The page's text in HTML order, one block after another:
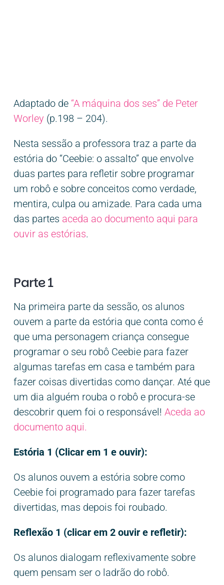
Adaptado de “A máquina dos ses” de Peter
Worley (p.198 – 204).
Nesta sessão a professora traz a parte da
estória do “Ceebie: o assalto” que envolve
duas partes para refletir sobre programar
um robô e sobre conceitos como verdade,
mentira, culpa ou amizade. Para cada uma
das partes aceda ao documento aqui para
ouvir as estórias.
Parte 1
Na primeira parte da sessão, os alunos
ouvem a parte da estória que conta como é
que uma personagem criança consegue
programar o seu robô Ceebie para fazer
algumas tarefas em casa e também para
fazer coisas divertidas como dançar. Até que
um dia alguém rouba o robô e procura-se
descobrir quem foi o responsável!Aceda ao
documento aqui.
Estória 1 (Clicar em 1 e ouvir):
Os alunos ouvem a estória sobre como
Ceebie foi programado para fazer tarefas
divertidas, mas depois foi roubado.
Reflexão 1 (clicar em 2 ouvir e refletir):
Os alunos dialogam reflexivamente sobre
quem pensam ser o ladrão do robô.